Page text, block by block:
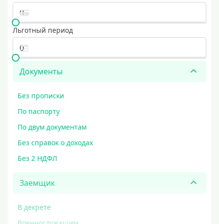
Льготный период
Документы
Без прописки
По паспорту
По двум документам
Без справок о доходах
Без 2 НДФЛ
Заемщик
В декрете